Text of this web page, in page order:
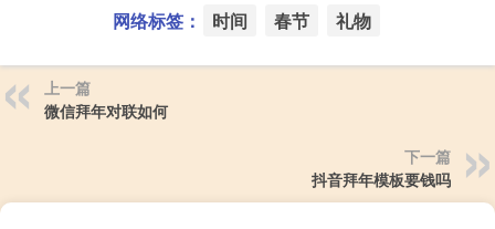
网络标签： 时间 春节 礼物
上一篇
微信拜年对联如何
下一篇
抖音拜年模板要钱吗